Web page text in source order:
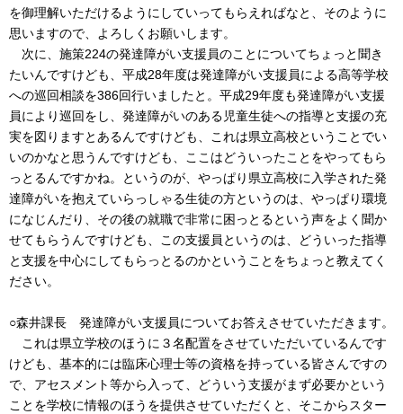
を御理解いただけるようにしていってもらえればなと、そのように
思いますので、よろしくお願いします。
次に、施策224の発達障がい支援員のことについてちょっと聞き
たいんですけども、平成28年度は発達障がい支援員による高等学校
への巡回相談を386回行いましたと。平成29年度も発達障がい支援
員により巡回をし、発達障がいのある児童生徒への指導と支援の充
実を図りますとあるんですけども、これは県立高校ということでい
いのかなと思うんですけども、ここはどういったことをやってもら
っとるんですかね。というのが、やっぱり県立高校に入学された発
達障がいを抱えていらっしゃる生徒の方というのは、やっぱり環境
になじんだり、その後の就職で非常に困っとるという声をよく聞か
せてもらうんですけども、この支援員というのは、どういった指導
と支援を中心にしてもらっとるのかということをちょっと教えてく
ださい。
○森井課長 発達障がい支援員についてお答えさせていただきます。
これは県立学校のほうに３名配置をさせていただいているんです
けども、基本的には臨床心理士等の資格を持っている皆さんですの
で、アセスメント等から入って、どういう支援がまず必要かという
ことを学校に情報のほうを提供させていただくと、そこからスター